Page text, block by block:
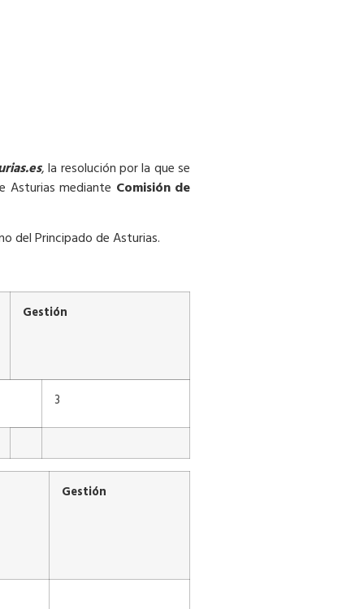
, la resolución por la que se
Asturias mediante Comisión de
del Principado de Asturias.
Gestión
3
Gestión